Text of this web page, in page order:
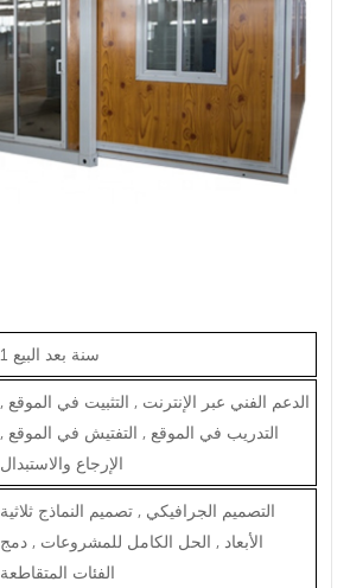
1 سنة بعد البيع
الدعم الفني عبر الإنترنت , التثبيت في الموقع ,
التدريب في الموقع , التفتيش في الموقع ,
الإرجاع والاستبدال
التصميم الجرافيكي , تصميم النماذج ثلاثية
الأبعاد , الحل الكامل للمشروعات , دمج
الفئات المتقاطعة